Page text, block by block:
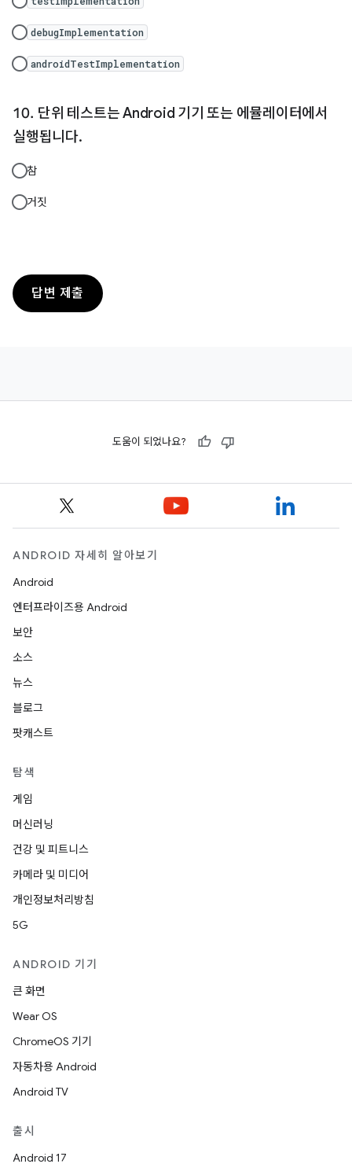
debugImplementation
androidTestImplementation
단위 테스트는 Android 기기 또는 에뮬레이터에서
실행됩니다.
참
거짓
답변 제출
도움이 되었나요?
ANDROID 자세히 알아보기
Android
엔터프라이즈용 Android
보안
소스
뉴스
블로그
팟캐스트
탐색
게임
머신러닝
건강 및 피트니스
카메라 및 미디어
개인정보처리방침
5G
ANDROID 기기
큰 화면
Wear OS
ChromeOS 기기
자동차용 Android
Android TV
출시
Android 17